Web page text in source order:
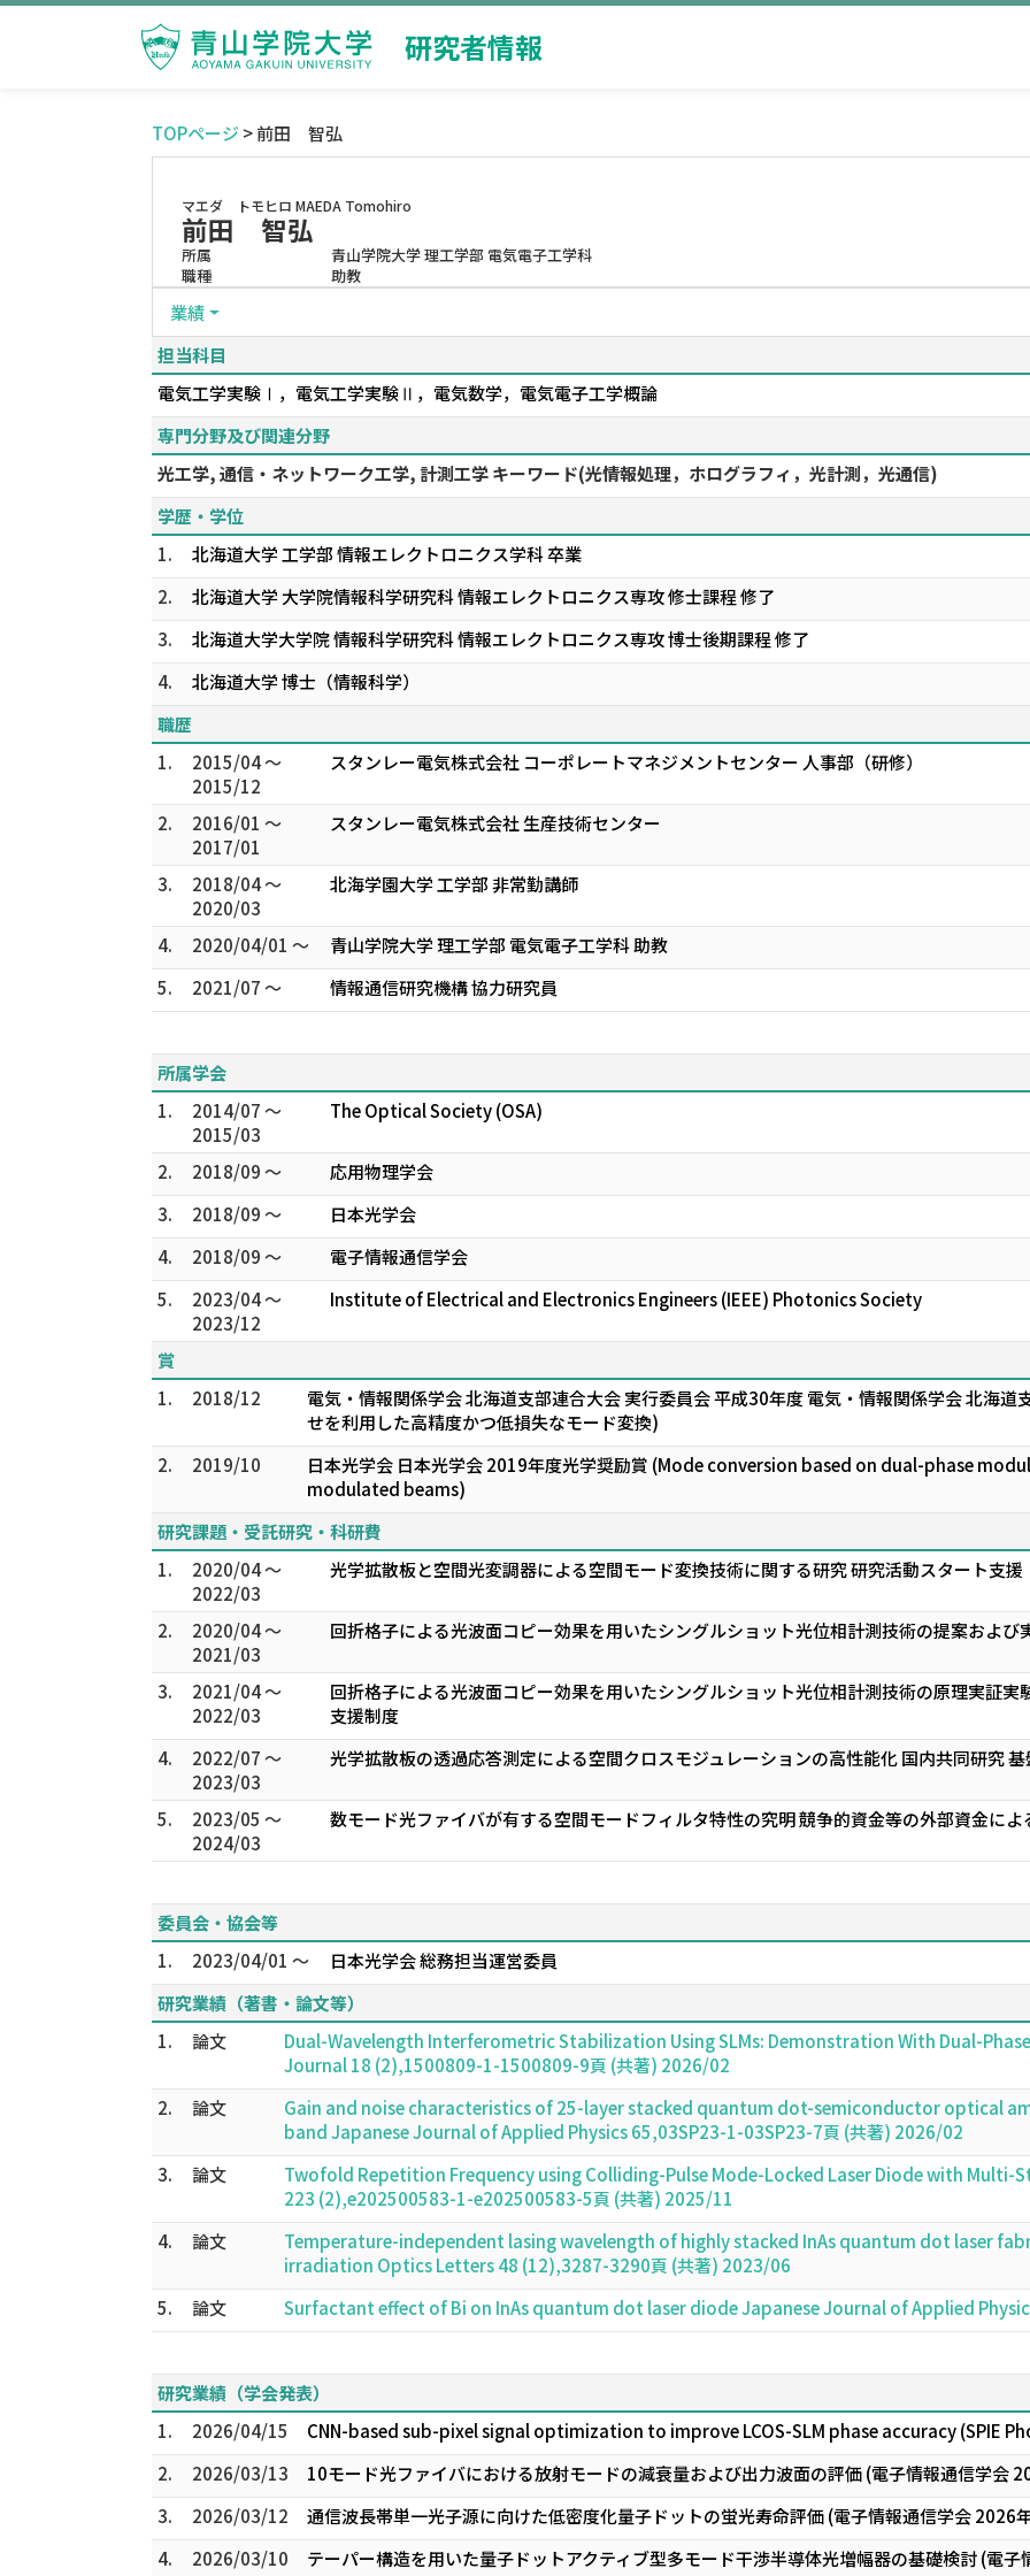
研究者情報
TOPページ > 前田 智弘
マエダ トモヒロ MAEDA Tomohiro
前田 智弘
所属
青山学院大学 理工学部 電気電子工学科
職種
助教
業績
担当科目
電気工学実験Ⅰ，電気工学実験Ⅱ，電気数学，電気電子工学概論
専門分野及び関連分野
光工学, 通信・ネットワーク工学, 計測工学 キーワード(光情報処理，ホログラフィ，光計測，光通信)
学歴・学位
1.
北海道大学 工学部 情報エレクトロニクス学科 卒業
2.
北海道大学 大学院情報科学研究科 情報エレクトロニクス専攻 修士課程 修了
3.
北海道大学大学院 情報科学研究科 情報エレクトロニクス専攻 博士後期課程 修了
4.
北海道大学 博士（情報科学）
職歴
1.
2015/04 ～
2015/12
スタンレー電気株式会社 コーポレートマネジメントセンター 人事部（研修）
2.
2016/01 ～
2017/01
スタンレー電気株式会社 生産技術センター
3.
2018/04 ～
2020/03
北海学園大学 工学部 非常勤講師
4. 2020/04/01 ～
青山学院大学 理工学部 電気電子工学科 助教
5.
2021/07 ～
情報通信研究機構 協力研究員
所属学会
1.
2014/07 ～
2015/03
The Optical Society (OSA)
2. 2018/09 ～
応用物理学会
3.
2018/09 ～
日本光学会
4.
2018/09 ～
電子情報通信学会
5.
2023/04 ～
2023/12
Institute of Electrical and Electronics Engineers (IEEE) Photonics Society
賞
1.
2018/12
電気・情報関係学会 北海道支部連合大会 実行委員会 平成30年度 電気・情報関係学会 北海
せを利用した高精度かつ低損失なモード変換)
2.
2019/10
日本光学会 日本光学会 2019年度光学奨励賞 (Mode conversion based on dual-phase
modulated beams)
研究課題・受託研究・科研費
1.
2020/04 ～
2022/03
光学拡散板と空間光変調器による空間モード変換技術に関する研究 研究活動スタート支援
2.
2020/04 ～
2021/03
回折格子による光波面コピー効果を用いたシングルショット光位相計測技術の提案およ
3.
2021/04 ～
2022/03
回折格子による光波面コピー効果を用いたシングルショット光位相計測技術の原理実証
支援制度
4.
2022/07 ～
2023/03
光学拡散板の透過応答測定による空間クロスモジュレーションの高性能化 国内共同研究
5.
2023/05 ～
2024/03
数モード光ファイバが有する空間モードフィルタ特性の究明 競争的資金等の外部資金に
委員会・協会等
1.
2023/04/01 ～
日本光学会 総務担当運営委員
研究業績（著書・論文等）
1.
論文
Dual-Wavelength Interferometric Stabilization Using SLMs: Demonstration With Dual-
Journal 18 (2),1500809-1-1500809-9頁 (共著) 2026/02
2.
論文
Gain and noise characteristics of 25-layer stacked quantum dot-semiconductor optical
band Japanese Journal of Applied Physics 65,03SP23-1-03SP23-7頁 (共著) 2026/02
3.
論文
Twofold Repetition Frequency using Colliding-Pulse Mode-Locked Laser Diode with Multi-
223 (2),e202500583-1-e202500583-5頁 (共著) 2025/11
4.
論文
Temperature-independent lasing wavelength of highly stacked InAs quantum dot laser
irradiation Optics Letters 48 (12),3287-3290頁 (共著) 2023/06
5.
論文
Surfactant effect of Bi on InAs quantum dot laser diode Japanese Journal of Applied
研究業績（学会発表）
1.
2026/04/15
CNN-based sub-pixel signal optimization to improve LCOS-SLM phase accuracy (SPIE
2.
2026/03/13
10モード光ファイバにおける放射モードの減衰量および出力波面の評価 (電子情報通信学会
3.
2026/03/12
通信波長帯単一光子源に向けた低密度化量子ドットの蛍光寿命評価 (電子情報通信学会 2026
4.
2026/03/10 テーパー構造を用いた量子ドットアクティブ型多モード干渉半導体光増幅器の基礎検討 (電